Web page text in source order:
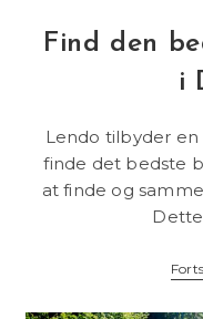
Find den
i
Lendo tilbyder
finde det bedste
at finde og